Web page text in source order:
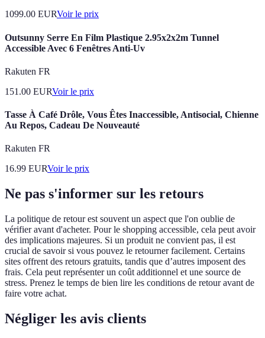
1099.00 EURVoir le prix
Outsunny Serre En Film Plastique 2.95x2x2m Tunnel
Accessible Avec 6 Fenêtres Anti-Uv
Rakuten FR
151.00 EURVoir le prix
Tasse À Café Drôle, Vous Êtes Inaccessible, Antisocial, Chienne
Au Repos, Cadeau De Nouveauté
Rakuten FR
16.99 EURVoir le prix
Ne pas s'informer sur les retours
La politique de retour est souvent un aspect que l'on oublie de
vérifier avant d'acheter. Pour le shopping accessible, cela peut avoir
des implications majeures. Si un produit ne convient pas, il est
crucial de savoir si vous pouvez le retourner facilement. Certains
sites offrent des retours gratuits, tandis que d’autres imposent des
frais. Cela peut représenter un coût additionnel et une source de
stress. Prenez le temps de bien lire les conditions de retour avant de
faire votre achat.
Négliger les avis clients